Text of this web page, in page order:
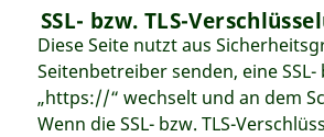
SSL- bzw. TLS-
Diese Seite nutzt aus
Seitenbetreiber senden, eine
„https://“ wechselt und an dem
Wenn die SSL- bzw. TLS-